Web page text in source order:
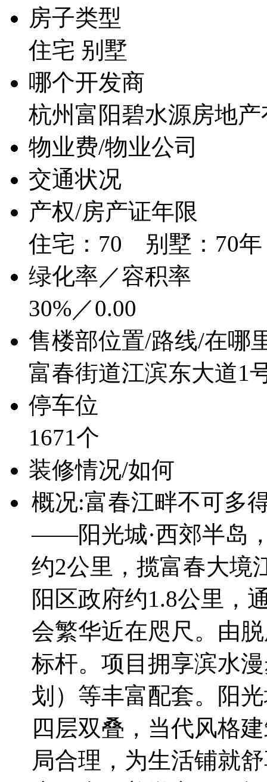
房子类型
住宅 别墅
哪个开发商
杭州富阳碧水源房地
物业费/物业公司
交通状况
产权/房产证年限
住宅：70 别墅：70年
绿化率／容积率
30%／0.00
售楼部位置/路线/在哪
富春街道江滨东大道1
停车位
1671个
装修情况/如何
概况:富春江畔不可多
——阳光城·西郊半岛
约2公里，揽富春大境
阳区政府约1.8公里，
会繁华近在咫尺。由
标杆。项目拥享滨水
划）等丰富配套。阳
四层双叠，当代风格
局合理，为生活铺就